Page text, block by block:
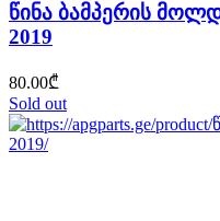
წინა ბამპერის
2019
80.00₾
Sold out